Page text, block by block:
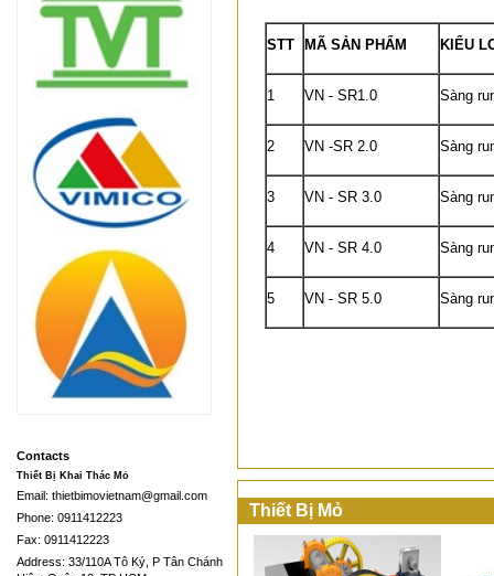
Contacts
Thiết Bị Khai Thác Mỏ
Email: thietbimovietnam@gmail.com
Phone: 0911412223
Fax: 0911412223
Address: 33/110A Tô Ký, P Tân Chánh
STT MÃ SẢN PHẨM KIỂU
1 VN - SR1.0 Sàng
2 VN -SR 2.0 Sàng
3 VN - SR 3.0 Sàng
4 VN - SR 4.0 Sàng
5 VN - SR 5.0 Sàng
Thiết Bị Mỏ